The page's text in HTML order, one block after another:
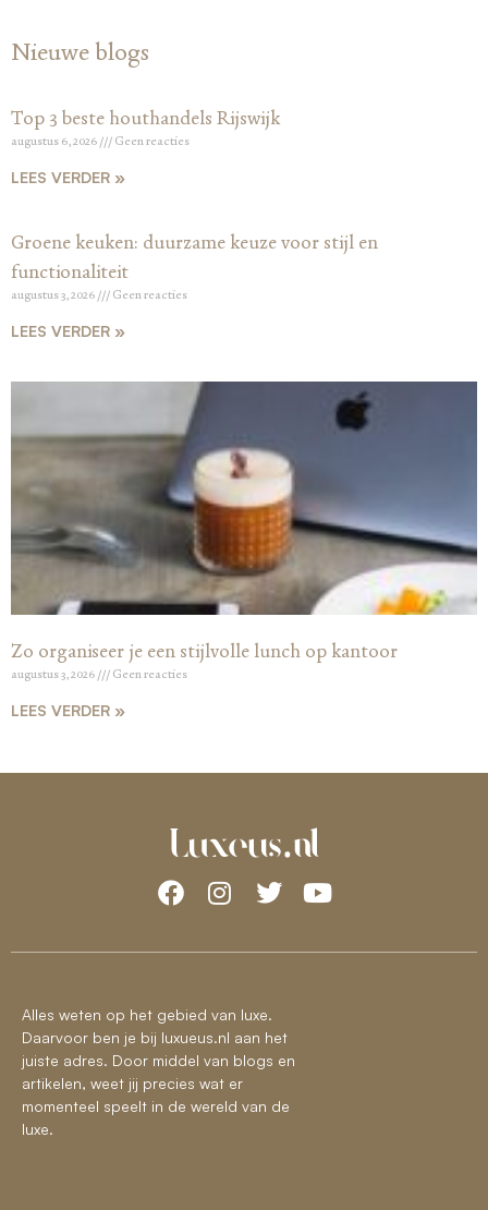
Nieuwe blogs
Top 3 beste houthandels Rijswijk
augustus 6, 2026 Geen reacties
LEES VERDER »
Groene keuken: duurzame keuze voor stijl en
functionaliteit
augustus 3, 2026 Geen reacties
LEES VERDER »
Zo organiseer je een stijlvolle lunch op kantoor
augustus 3, 2026 Geen reacties
LEES VERDER »
Alles weten op het gebied van luxe.
Daarvoor ben je bij luxueus.nl aan het
juiste adres. Door middel van blogs en
artikelen, weet jij precies wat er
momenteel speelt in de wereld van de
luxe.